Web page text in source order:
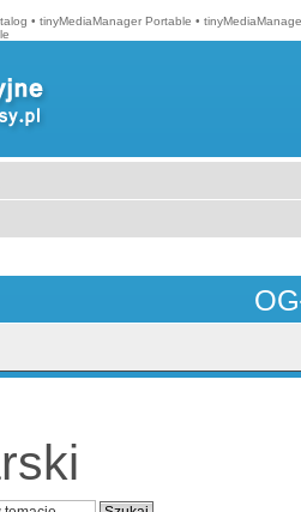
• tinyMediaManager Portable •